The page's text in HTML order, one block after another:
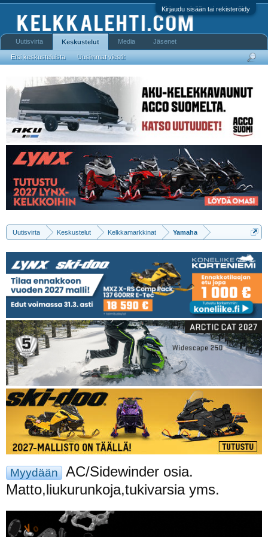
Kirjaudu sisään tai rekisteröidy
Uutisvirta Keskustelut Kelkkamarkkinat Yamaha
Myydään
AC/Sidewinder osia.
Matto,liukurunkoja,tukivarsia yms.
Uutisvirta Keskustelut
Etsi keskusteluista Uusimmat viestit
Media Jäsenet